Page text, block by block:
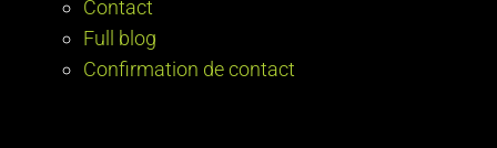
Contact
Full blog
Confirmation de contact